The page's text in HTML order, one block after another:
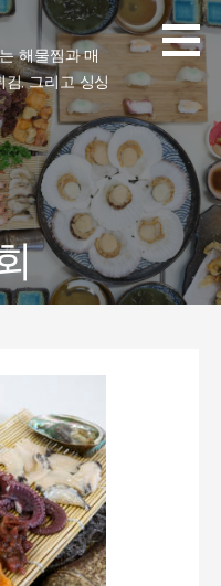
해물찜과 매
, 그리고 싱싱